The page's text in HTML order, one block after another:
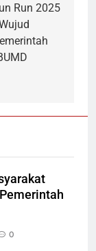
Run 2025
0